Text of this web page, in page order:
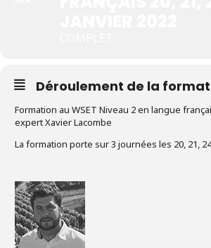
Déroulement de la
Formation au WSET Niveau 2 en langue
expert Xavier Lacombe
La formation porte sur 3 journées les 20, 21,